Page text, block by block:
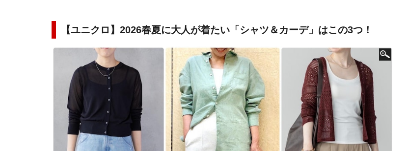
【ユニクロ】2026春夏に大人が着たい「シャツ＆カーデ」はこの3つ！